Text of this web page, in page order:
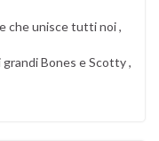
che unisce tutti noi ,
Bones e Scotty ,